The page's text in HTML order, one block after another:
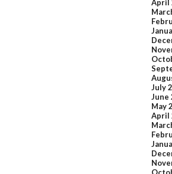
April
July
June
May
April